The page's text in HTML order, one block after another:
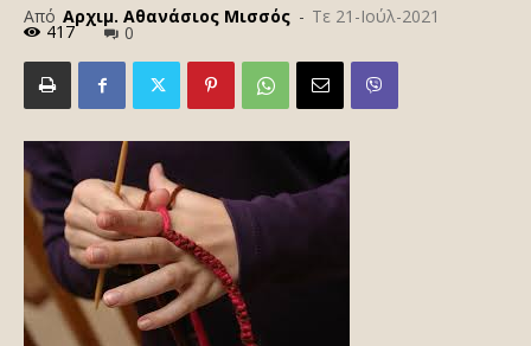
Από Αρχιμ. Αθανάσιος Μισσός - Τε 21-Ιούλ-2021
417 0